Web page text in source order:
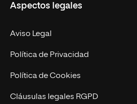
Doctorados
Experto Universitario
Postgrados
Cursos Universitarios
Facultades
Nuestro Equipo
Trabaja en UNIR
Actualidad
UNIR Revista
Aspectos legales
Aviso Legal
Política de Privacidad
Política de Cookies
Cláusulas legales RGPD